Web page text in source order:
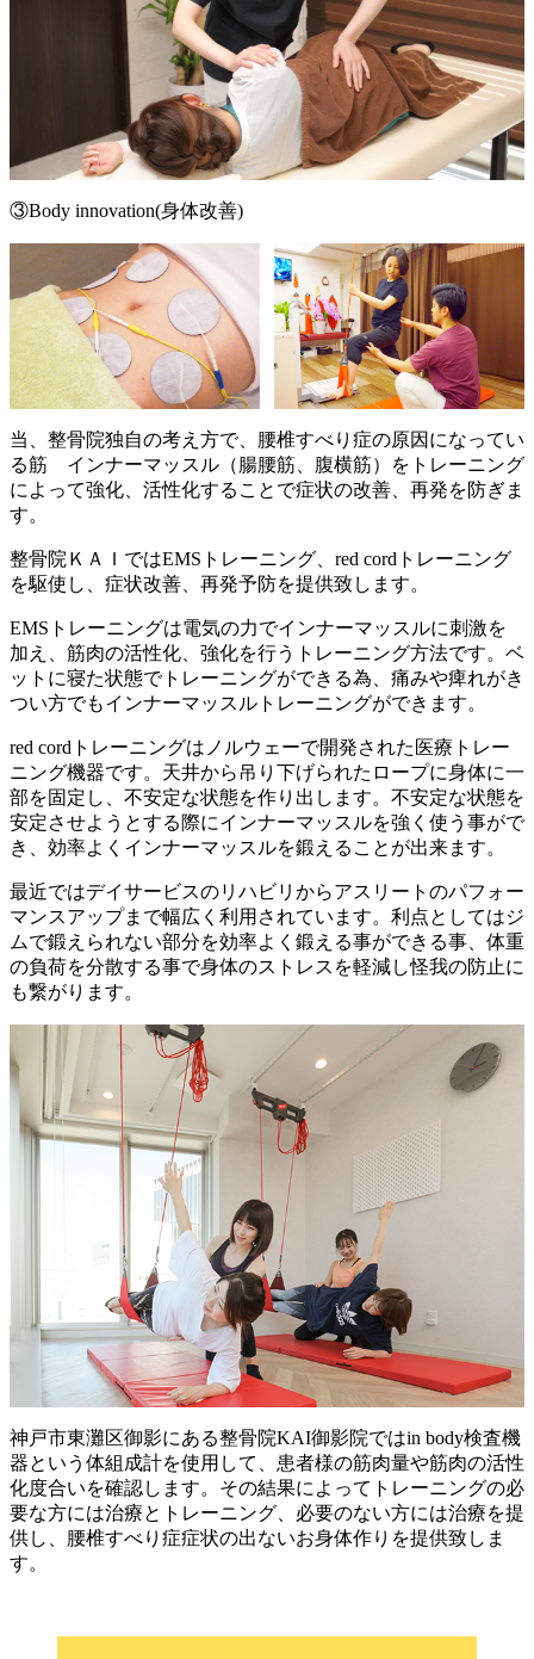
③Body innovation(身体改善)
当、整骨院独自の考え方で、腰椎すべり症の原因になってい
る筋 インナーマッスル（腸腰筋、腹横筋）をトレーニング
によって強化、活性化することで症状の改善、再発を防ぎま
す。
整骨院ＫＡＩではEMSトレーニング、red cordトレーニング
を駆使し、症状改善、再発予防を提供致します。
EMSトレーニングは電気の力でインナーマッスルに刺激を
加え、筋肉の活性化、強化を行うトレーニング方法です。ベ
ットに寝た状態でトレーニングができる為、痛みや痺れがき
つい方でもインナーマッスルトレーニングができます。
red cordトレーニングはノルウェーで開発された医療トレー
ニング機器です。天井から吊り下げられたロープに身体に一
部を固定し、不安定な状態を作り出します。不安定な状態を
安定させようとする際にインナーマッスルを強く使う事がで
き、効率よくインナーマッスルを鍛えることが出来ます。
最近ではデイサービスのリハビリからアスリートのパフォー
マンスアップまで幅広く利用されています。利点としてはジ
ムで鍛えられない部分を効率よく鍛える事ができる事、体重
の負荷を分散する事で身体のストレスを軽減し怪我の防止に
も繋がります。
神戸市東灘区御影にある整骨院KAI御影院ではin body検査機
器という体組成計を使用して、患者様の筋肉量や筋肉の活性
化度合いを確認します。その結果によってトレーニングの必
要な方には治療とトレーニング、必要のない方には治療を提
供し、腰椎すべり症症状の出ないお身体作りを提供致しま
す。